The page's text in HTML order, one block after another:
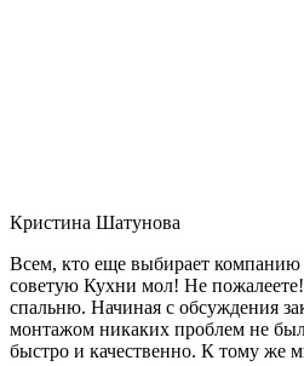
Кристина Шатунова
Всем, кто еще выбирает компанию
советую Кухни мол! Не
спальню. Начиная с обсуждения
монтажом никаких проблем не
быстро и качественно. К тому же